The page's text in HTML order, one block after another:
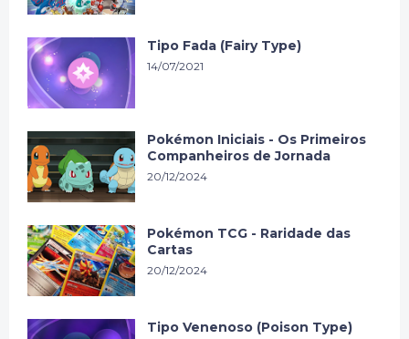
Tipo Fada (Fairy Type)
14/07/2021
Pokémon Iniciais - Os Primeiros
Companheiros de Jornada
20/12/2024
Pokémon TCG - Raridade das
Cartas
20/12/2024
Tipo Venenoso (Poison Type)